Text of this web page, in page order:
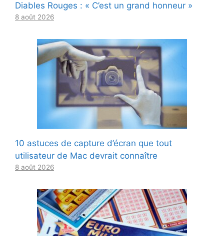
Diables Rouges : « C’est un grand honneur »
8 août 2026
10 astuces de capture d’écran que tout
utilisateur de Mac devrait connaître
8 août 2026